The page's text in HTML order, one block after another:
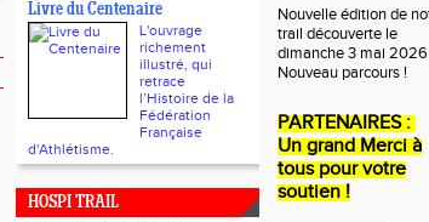
Livre du Centenaire
L'ouvrage
richement
illustré, qui
retrace
l’Histoire de la
Fédération
Française
d'Athlétisme.
HOSPI TRAIL
Nouvelle édition de
trail découverte le
dimanche 3 mai 2026
Nouveau parcours !
PARTENAIRES :
Un grand Merci à
tous pour votre
soutien !